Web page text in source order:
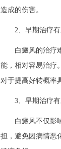
造成的伤害。
2、早期治疗有
白癜风的治疗难
能，相对容易治疗
对于提高好转概率
3、早期治疗有
白癜风不仅影响
担，避免因病情恶